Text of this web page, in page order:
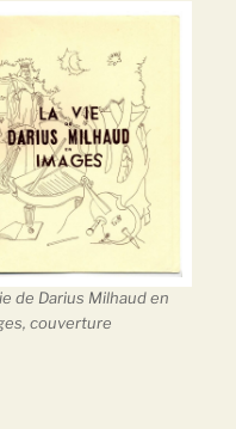
de Darius Milhaud en
couverture